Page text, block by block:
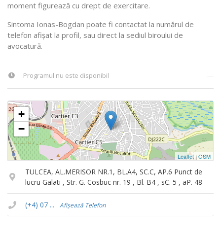
moment figurează cu drept de exercitare.
Sintoma Ionas-Bogdan poate fi contactat la numărul de
telefon afișat la profil, sau direct la sediul biroului de
avocatură.
Programul nu este disponibil —
+
−
Leaflet|OSM
TULCEA, AL.MERISOR NR.1, BL.A4, SC.C, AP.6 Punct de
lucru Galati , Str. G. Cosbuc nr. 19 , Bl. B4 , sC. 5 , aP. 48
(+4) 07 ... Afișează Telefon